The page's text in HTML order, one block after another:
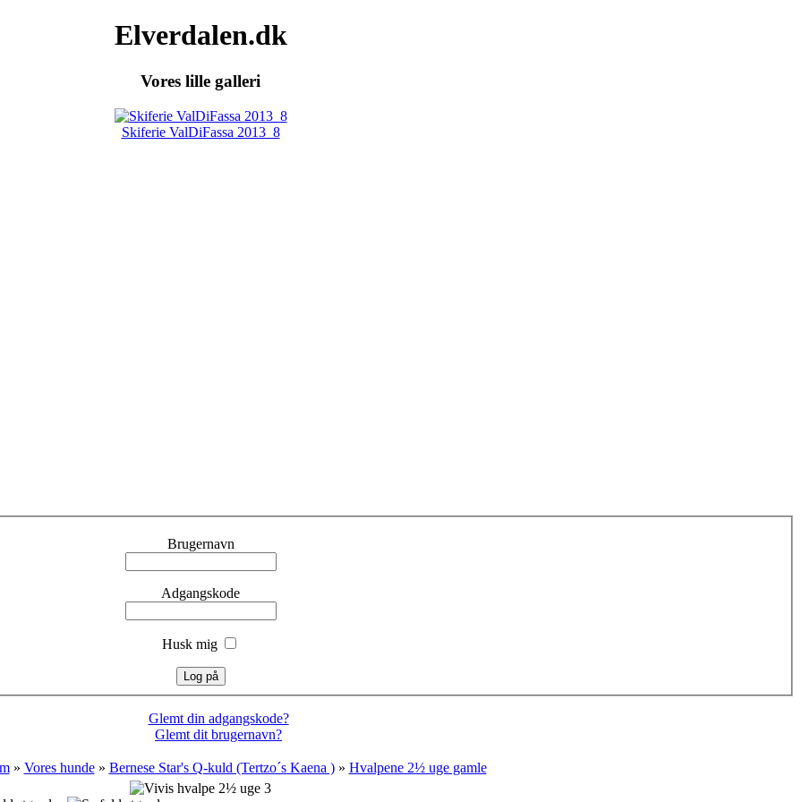
Elverdalen.dk
Vores lille galleri
Skiferie ValDiFassa 2013_8
Brugernavn
Adgangskode
Husk mig
Glemt din adgangskode?
Glemt dit brugernavn?
» Vores hunde» Bernese Star's Q-kuld (Tertzo´s Kaena )» Hvalpene 2½ uge gamle